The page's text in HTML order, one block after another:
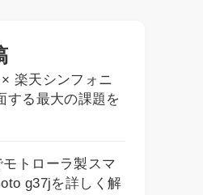
楽天シンフォニ
する最大の課題を
トローラ製スマ
g37jを詳しく解